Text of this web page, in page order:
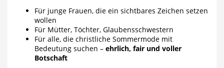
Für junge Frauen, die ein sichtbares Zeichen setzen
wollen
Für Mütter, Töchter, Glaubensschwestern
Für alle, die christliche Sommermode mit
Bedeutung suchen –ehrlich, fair und voller
Botschaft